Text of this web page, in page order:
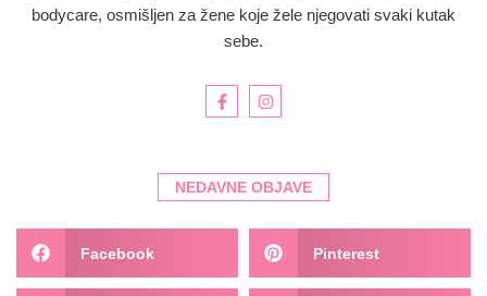
bodycare, osmišljen za žene koje žele njegovati svaki kutak
sebe.
NEDAVNE OBJAVE
Facebook Pinterest